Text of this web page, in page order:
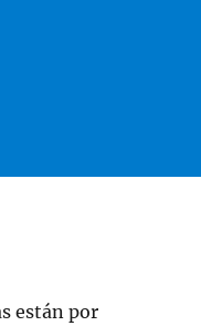
están por